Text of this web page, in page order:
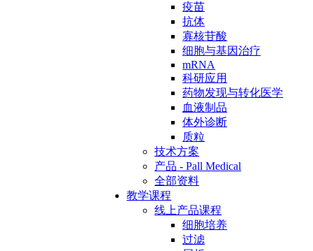
疫苗
抗体
寡核苷酸
细胞与基因治疗
mRNA
科研应用
药物发现与转化医学
血液制品
体外诊断
质粒
技术方案
产品 - Pall Medical
全部资料
教学课程
线上产品课程
细胞培养
过滤